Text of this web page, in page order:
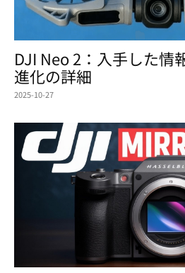
DJI Neo 2：入手した情
進化の詳細
2025-10-27